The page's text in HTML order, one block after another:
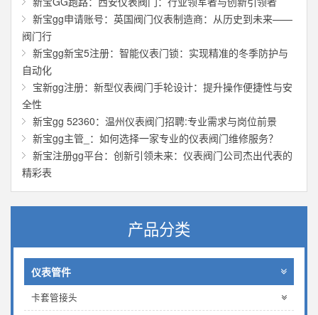
新宝gg申请账号：英国阀门仪表制造商：从历史到未来——
阀门行
新宝gg新宝5注册：智能仪表门锁：实现精准的冬季防护与
自动化
宝新gg注册：新型仪表阀门手轮设计：提升操作便捷性与安
全性
新宝gg 52360：温州仪表阀门招聘:专业需求与岗位前景
新宝gg主管_：如何选择一家专业的仪表阀门维修服务？
新宝注册gg平台：创新引领未来：仪表阀门公司杰出代表的
精彩表
产品分类
仪表管件
卡套管接头